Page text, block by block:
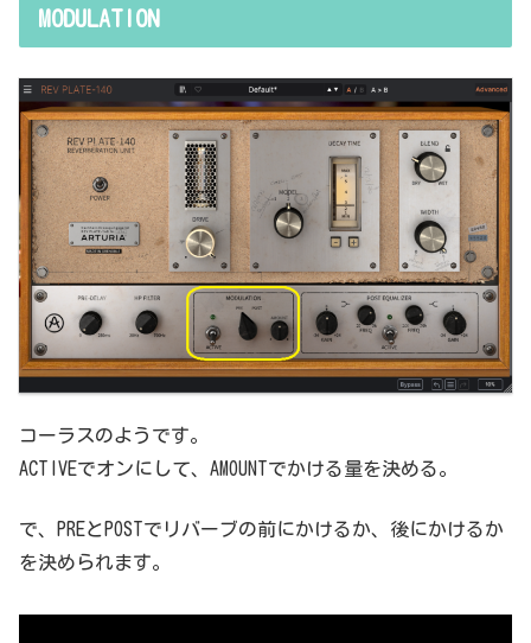
MODULATION
コーラスのようです。
ACTIVEでオンにして、AMOUNTでかける量を決める。
で、PREとPOSTでリバーブの前にかけるか、後にかけるか
を決められます。